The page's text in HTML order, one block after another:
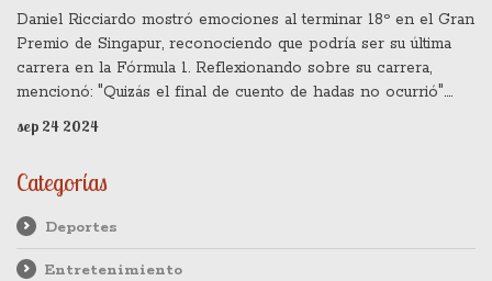
Daniel Ricciardo mostró emociones al terminar 18º en el Gran
Premio de Singapur, reconociendo que podría ser su última
carrera en la Fórmula 1. Reflexionando sobre su carrera,
mencionó: "Quizás el final de cuento de hadas no ocurrió".
Sus comentarios reflejan una aceptación y gratitud por su
tiempo en el deporte, despertando una mezcla de tristeza y
sep 24 2024
Categorías
Deportes
Entretenimiento